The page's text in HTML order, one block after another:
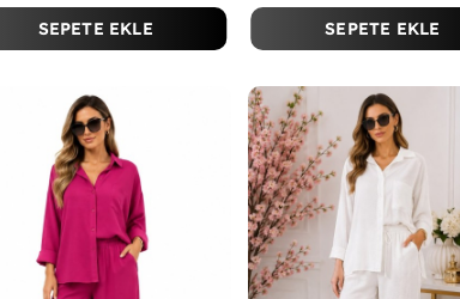
SEPETE EKLE SEPETE EKLE